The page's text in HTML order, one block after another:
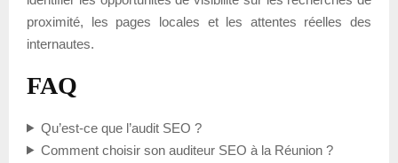
proximité, les pages locales et les attentes réelles des
internautes.
FAQ
Qu’est-ce que l’audit SEO ?
Comment choisir son auditeur SEO à la Réunion ?